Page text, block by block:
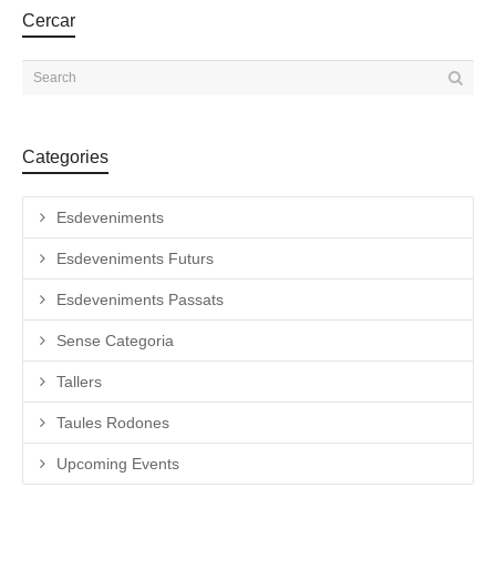
Cercar
Categories
Esdeveniments
Esdeveniments Futurs
Esdeveniments Passats
Sense Categoria
Tallers
Taules Rodones
Upcoming Events